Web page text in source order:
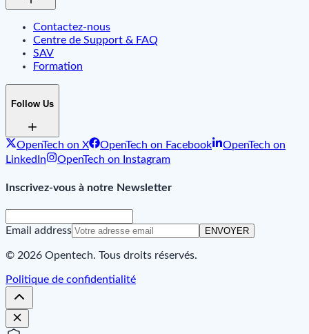
Contactez-nous
Centre de Support & FAQ
SAV
Formation
Follow Us
OpenTech on X OpenTech on Facebook
OpenTech on
LinkedIn
OpenTech on Instagram
Inscrivez-vous à notre Newsletter
Email address ENVOYER
© 2026 Opentech. Tous droits réservés.
Politique de confidentialité